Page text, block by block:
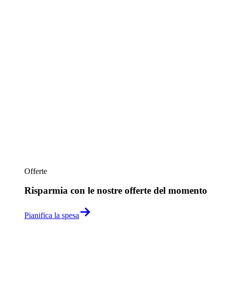
Offerte
Risparmia con le nostre offerte del momento
Pianifica la spesa